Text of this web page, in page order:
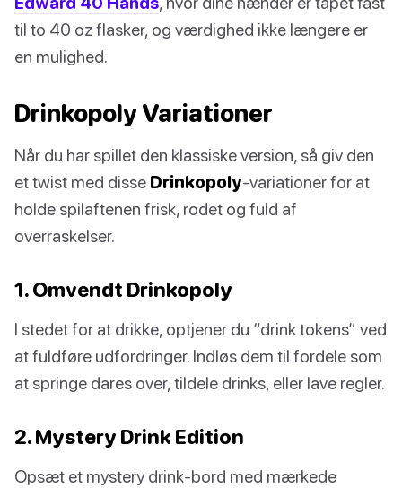
til to 40 oz flasker, og værdighed ikke længere er
en mulighed.
Drinkopoly Variationer
Når du har spillet den klassiske version, så giv den
et twist med disse Drinkopoly-variationer for at
holde spilaftenen frisk, rodet og fuld af
overraskelser.
1. Omvendt Drinkopoly
I stedet for at drikke, optjener du “drink tokens” ved
at fuldføre udfordringer. Indløs dem til fordele som
at springe dares over, tildele drinks, eller lave regler.
2. Mystery Drink Edition
Opsæt et mystery drink-bord med mærkede